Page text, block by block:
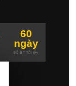
60
ngày
ĐỔ BT TỐI ĐA